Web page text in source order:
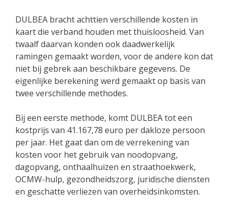
DULBEA bracht achttien verschillende kosten in
kaart die verband houden met thuisloosheid. Van
twaalf daarvan konden ook daadwerkelijk
ramingen gemaakt worden, voor de andere kon dat
niet bij gebrek aan beschikbare gegevens. De
eigenlijke berekening werd gemaakt op basis van
twee verschillende methodes.
Bij een eerste methode, komt DULBEA tot een
kostprijs van 41.167,78 euro per dakloze persoon
per jaar. Het gaat dan om de verrekening van
kosten voor het gebruik van noodopvang,
dagopvang, onthaalhuizen en straathoekwerk,
OCMW-hulp, gezondheidszorg, juridische diensten
en geschatte verliezen van overheidsinkomsten.